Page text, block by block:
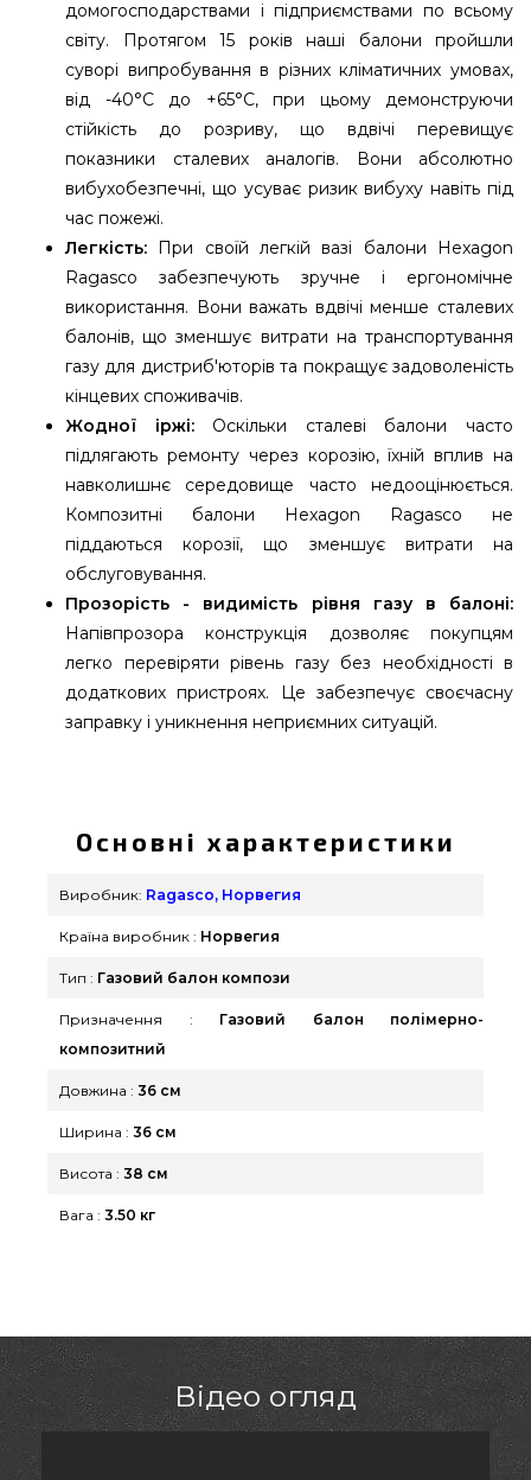
домогосподарствами і підприємствами по всьому
світу. Протягом 15 років наші балони пройшли
суворі випробування в різних кліматичних умовах,
від -40°С до +65°С, при цьому демонструючи
стійкість до розриву, що вдвічі перевищує
показники сталевих аналогів. Вони абсолютно
вибухобезпечні, що усуває ризик вибуху навіть під
час пожежі.
Легкість: При своїй легкій вазі балони Hexagon
Ragasco забезпечують зручне і ергономічне
використання. Вони важать вдвічі менше сталевих
балонів, що зменшує витрати на транспортування
газу для дистриб'юторів та покращує задоволеність
кінцевих споживачів.
Жодної іржі:Оскільки сталеві балони часто
підлягають ремонту через корозію, їхній вплив на
навколишнє середовище часто недооцінюється.
Композитні балони Hexagon Ragasco не
піддаються корозії, що зменшує витрати на
обслуговування.
Прозорість - видимість рівня газу в балоні:
Напівпрозора конструкція дозволяє покупцям
легко перевіряти рівень газу без необхідності в
додаткових пристроях. Це забезпечує своєчасну
заправку і уникнення неприємних ситуацій.
від популярного виробника Ragasco, Норвегия
за актуальною ціною всего 5 899 грн. в онлайн
каталозі грилів GrillPoint. Дивитесь і замовляйте
Наберіть нашим експертам на номер (098) 333-
26-55 и мы оперативно доставимо покупцям у
Основні характеристики
Виробник: Ragasco, Норвегия
Країна виробник : Норвегия
Тип : Газовий балон компози
Призначення :
Газовий балон полімерно-
композитний
Довжина : 36 см
Ширина : 36 см
Висота : 38 см
Вага : 3.50 кг
Відео огляд